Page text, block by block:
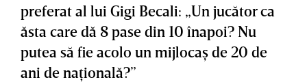
preferat al lui Gigi Becali: „Un jucător ca
ăsta care dă 8 pase din 10 înapoi? Nu
putea să fie acolo un mijlocaş de 20 de
ani de naţională?”